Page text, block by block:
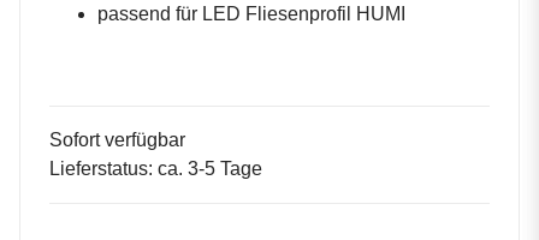
passend für LED Fliesenprofil HUMI
Sofort verfügbar
Lieferstatus: ca. 3-5 Tage